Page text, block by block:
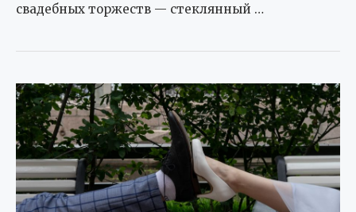
свадебных торжеств — стеклянный …